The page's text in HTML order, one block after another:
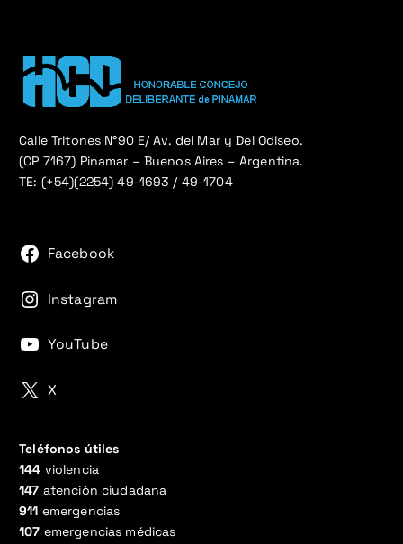
Calle Tritones N°90 E/ Av. del Mar y Del Odiseo.
(CP 7167) Pinamar – Buenos Aires – Argentina.
TE: (+54)(2254) 49-1693 / 49-1704
Facebook
Instagram
YouTube
X
Teléfonos útiles
144 violencia
147 atención ciudadana
911 emergencias
107 emergencias médicas